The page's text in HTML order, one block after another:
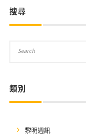
搜尋
類別
黎明週訊